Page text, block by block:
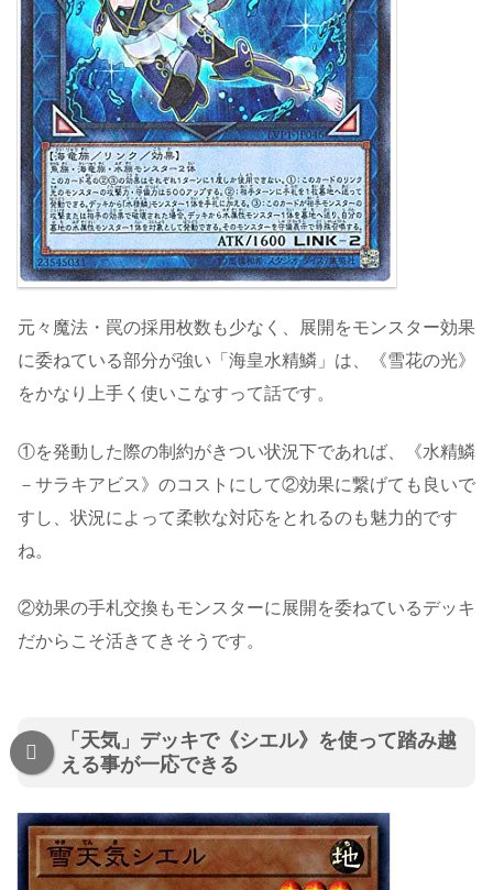
元々魔法・罠の採用枚数も少なく、展開をモンスター効果
に委ねている部分が強い「海皇水精鱗」は、《雪花の光》
をかなり上手く使いこなすって話です。
①を発動した際の制約がきつい状況下であれば、《水精鱗
－サラキアビス》のコストにして②効果に繋げても良いで
すし、状況によって柔軟な対応をとれるのも魅力的です
ね。
②効果の手札交換もモンスターに展開を委ねているデッキ
だからこそ活きてきそうです。
「天気」デッキで《シエル》を使って踏み越
える事が一応できる